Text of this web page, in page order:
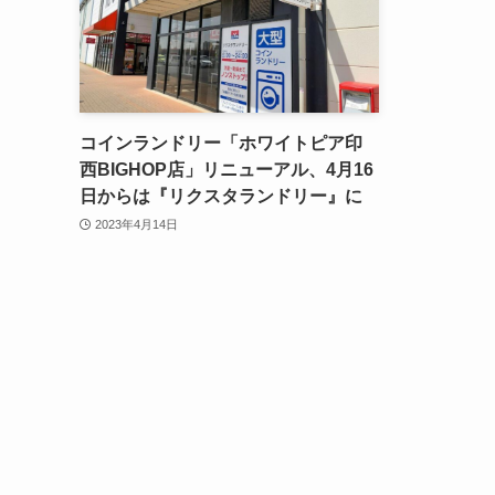
コインランドリー「ホワイトピア印
西BIGHOP店」リニューアル、4月16
日からは『リクスタランドリー』に
2023年4月14日